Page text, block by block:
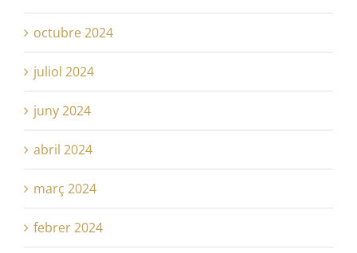
octubre 2024
juliol 2024
juny 2024
abril 2024
març 2024
febrer 2024